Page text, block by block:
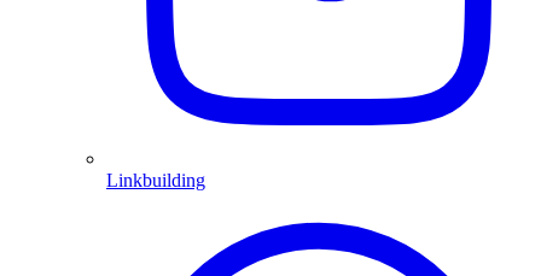
Linkbuilding